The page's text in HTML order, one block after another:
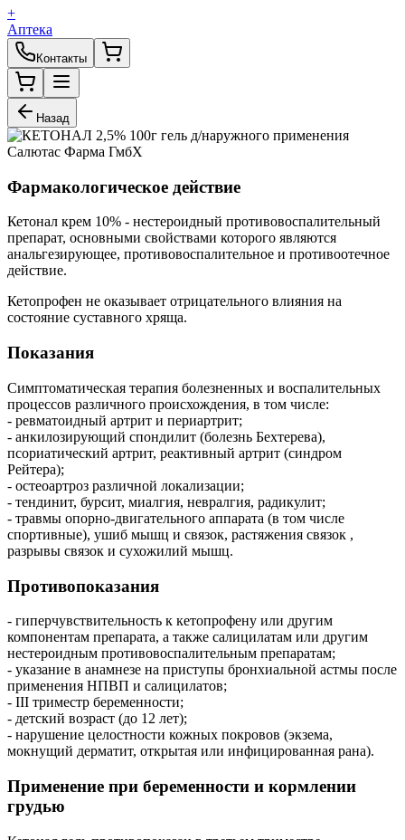
+
Аптека
Контакты
Назад
Фармакологическое действие
Кетонал крем 10% - нестероидный противовоспалительный
препарат, основными свойствами которого являются
анальгезирующее, противовоспалительное и противоотечное
действие.
Кетопрофен не оказывает отрицательного влияния на
состояние суставного хряща.
Показания
Симптоматическая терапия болезненных и воспалительных
процессов различного происхождения, в том числе:
- ревматоидный артрит и периартрит;
- анкилозирующий спондилит (болезнь Бехтерева),
псориатический артрит, реактивный артрит (синдром
Рейтера);
- остеоартроз различной локализации;
- тендинит, бурсит, миалгия, невралгия, радикулит;
- травмы опорно-двигательного аппарата (в том числе
спортивные), ушиб мышц и связок, растяжения связок ,
разрывы связок и сухожилий мышц.
Противопоказания
- гиперчувствительность к кетопрофену или другим
компонентам препарата, а также салицилатам или другим
нестероидным противовоспалительным препаратам;
- указание в анамнезе на приступы бронхиальной астмы после
применения НПВП и салицилатов;
- III триместр беременности;
- детский возраст (до 12 лет);
- нарушение целостности кожных покровов (экзема,
мокнущий дерматит, открытая или инфицированная рана).
Применение при беременности и кормлении
грудью